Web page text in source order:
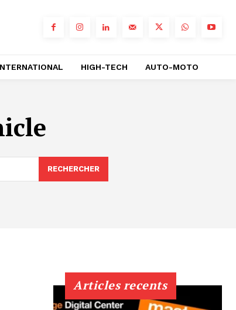
HIGH-TECH AUTO-MOTO
RECHERCHER
Articles recents